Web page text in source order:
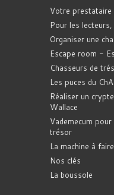
Votre
Pour les
Organiser une
Escape room -
Chasseurs de
Les puces du
Réaliser un
Wallace
Vademecum
trésor
La machine à
Nos clés
La boussole